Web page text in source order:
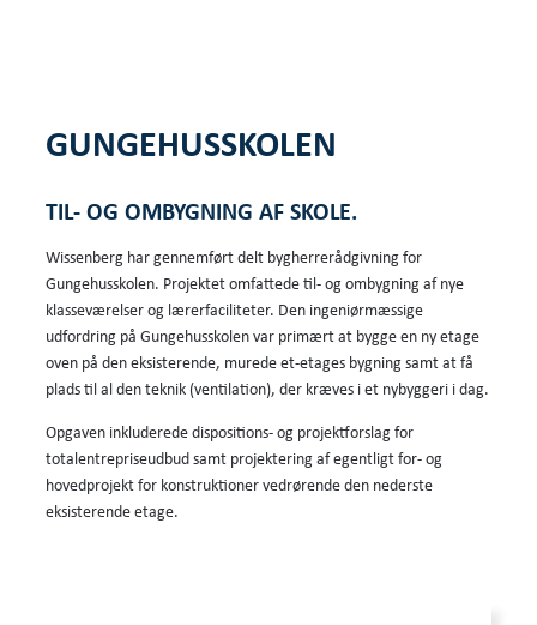
GUNGEHUSSKOLEN
TIL- OG OMBYGNING AF SKOLE.
Wissenberg har gennemført delt bygherrerådgivning for
Gungehusskolen. Projektet omfattede til- og ombygning af nye
klasseværelser og lærerfaciliteter. Den ingeniørmæssige
udfordring på Gungehusskolen var primært at bygge en ny etage
oven på den eksisterende, murede et-etages bygning samt at få
plads til al den teknik (ventilation), der kræves i et nybyggeri i dag.
Opgaven inkluderede dispositions- og projektforslag for
totalentrepriseudbud samt projektering af egentligt for- og
hovedprojekt for konstruktioner vedrørende den nederste
eksisterende etage.